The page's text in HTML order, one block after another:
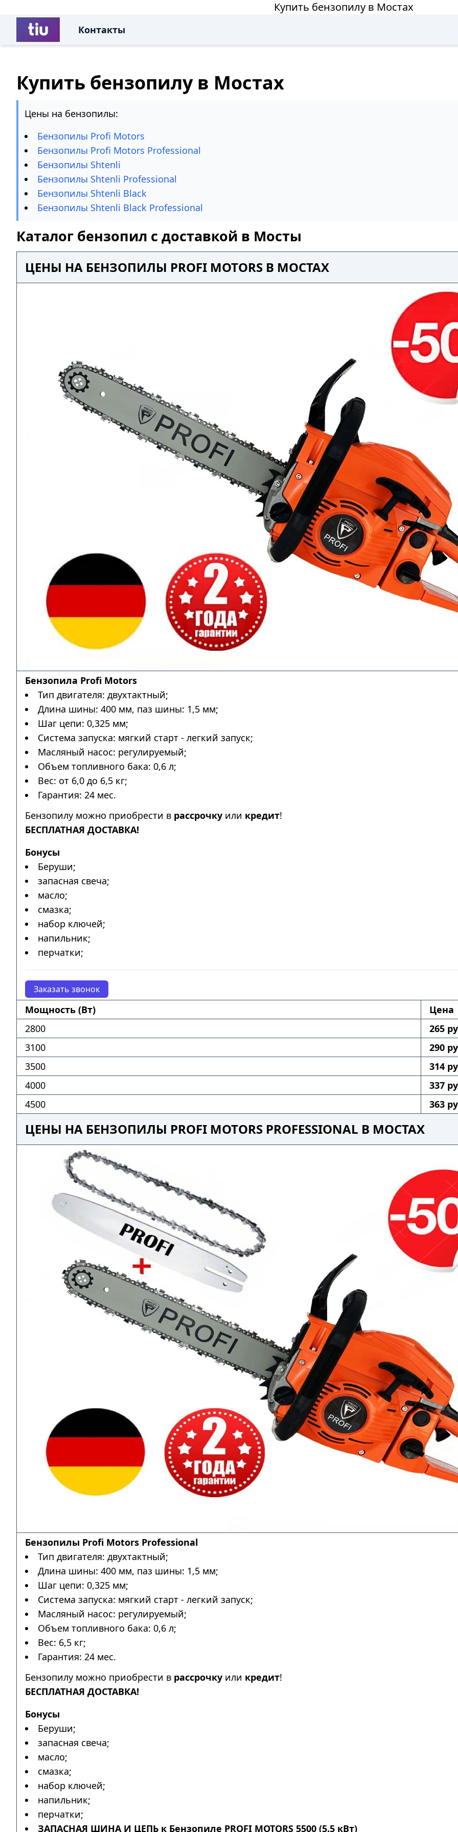
Купить бензопилу в Мостах
Контакты
Купить бензопилу в Мостах
Цены на бензопилы:
Бензопилы Profi Motors
Бензопилы Profi Motors Professional
Бензопилы Shtenli
Бензопилы Shtenli Professional
Бензопилы Shtenli Black
Бензопилы Shtenli Black Professional
Каталог бензопил с доставкой в Мосты
ЦЕНЫ НА БЕНЗОПИЛЫ PROFI MOTORS В МОСТАХ
Бензопила Profi Motors
Тип двигателя: двухтактный;
Длина шины: 400 мм, паз шины: 1,5 мм;
Шаг цепи: 0,325 мм;
Система запуска: мягкий старт - легкий запуск;
Масляный насос: регулируемый;
Объем топливного бака: 0,6 л;
Вес: от 6,0 до 6,5 кг;
Гарантия: 24 мес.
Бензопилу можно приобрести в рассрочку или кредит!
БЕСПЛАТНАЯ ДОСТАВКА!
Бонусы
Беруши;
запасная свеча;
масло;
смазка;
набор ключей;
напильник;
перчатки;
Заказать звонок
Мощность (Вт)
Цена
2800
265
3100
290
3500
314
4000
337
4500
363
ЦЕНЫ НА БЕНЗОПИЛЫ PROFI MOTORS PROFESSIONAL В МОСТАХ
Бензопилы Profi Motors Professional
Тип двигателя: двухтактный;
Длина шины: 400 мм, паз шины: 1,5 мм;
Шаг цепи: 0,325 мм;
Система запуска: мягкий старт - легкий запуск;
Масляный насос: регулируемый;
Объем топливного бака: 0,6 л;
Вес: 6,5 кг;
Гарантия: 24 мес.
Бензопилу можно приобрести в рассрочку или кредит!
БЕСПЛАТНАЯ ДОСТАВКА!
Бонусы
Беруши;
запасная свеча;
масло;
смазка;
набор ключей;
напильник;
перчатки;
ЗАПАСНАЯ ШИНА И ЦЕПЬ к Бензопиле PROFI MOTORS 5500 (5.5 кВт)